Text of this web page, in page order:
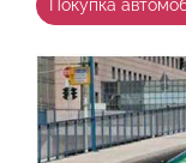
Покупка